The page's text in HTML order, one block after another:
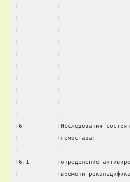
¦           ¦
¦           ¦
¦           ¦
¦           ¦
¦           ¦
¦           ¦
¦           ¦
¦           ¦
¦           ¦
+-----------
¦6          ¦Исследования
¦           ¦гемостаза:
+-----------
¦6.1        ¦определение
¦           ¦времени